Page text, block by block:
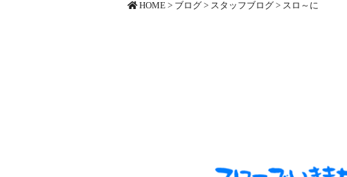
HOME> ブログ> スタッフブログ> スロ～に